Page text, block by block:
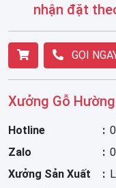
nhận đặt
GỌI
Xưởng Gỗ
Hotline
Zalo
Xưởng Sản Xuất